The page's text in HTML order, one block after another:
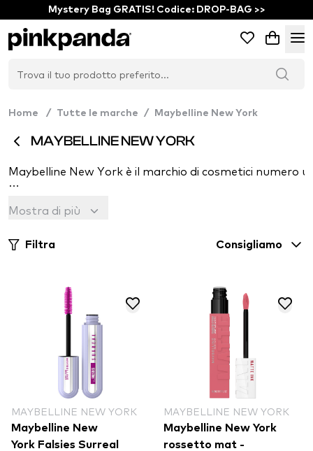
Mystery Bag GRATIS! Codice: DROP-BAG >>
Home / Tutte le marche / Maybelline New York
MAYBELLINE NEW YORK
Maybelline New York è il marchio di cosmetici numero
Nel 1913, il giovane chimico di Chicago Thomas
Due anni dopo, Williams ha introdotto Maybelline
Mostra di più
Filtra Consigliamo
MAYBELLINE NEW YORK
Maybelline New
York Falsies Surreal
MAYBELLINE NEW YORK
Maybelline New York
rossetto mat -